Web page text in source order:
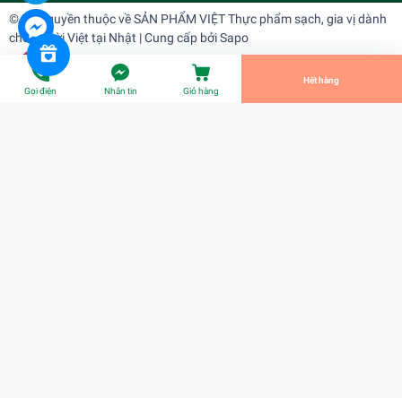
© Bản quyền thuộc vềSẢN PHẨM VIỆT Thực phẩm sạch, gia vị dành
cho người Việt tại Nhật | Cung cấp bởiSapo
Tiến Hành Thanh Toán
Gọi điện Nhắn tin Giỏ hàng
Hết hàng